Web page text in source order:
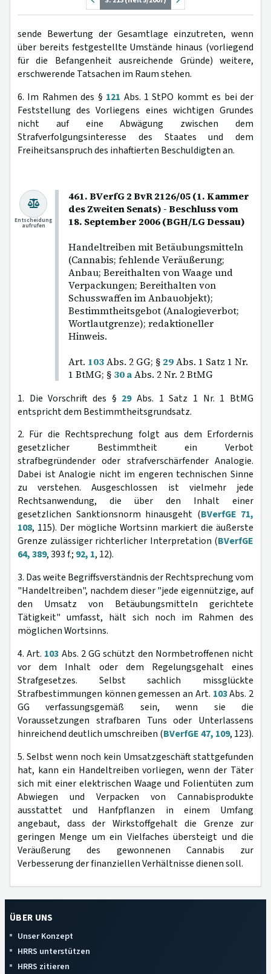
sende Bewertung der Gesamtlage einzutreten, wenn
über bereits festgestellte Umstände hinaus (vorliegend
für die Befangenheit ausreichende Gründe) weitere,
erschwerende Tatsachen im Raum stehen.
6. Im Rahmen des § 121 Abs. 1 StPO kommt es bei der
Feststellung des Vorliegens eines wichtigen Grundes
nicht auf eine Abwägung zwischen dem
Strafverfolgungsinteresse des Staates und dem
Freiheitsanspruch des inhaftierten Beschuldigten an.
461. BVerfG 2 BvR 2126/05 (1. Kammer
des Zweiten Senats) - Beschluss vom
18. September 2006 (BGH/LG Dessau)
Handeltreiben mit Betäubungsmitteln
(Cannabis; fehlende Veräußerung;
Anbau; Bereithalten von Waage und
Verpackungen; Bereithalten von
Schusswaffen im Anbauobjekt);
Bestimmtheitsgebot (Analogieverbot;
Wortlautgrenze); redaktioneller
Hinweis.
Art. 103Abs. 2 GG; § 29Abs. 1 Satz 1 Nr.
1 BtMG; § 30 aAbs. 2 Nr. 2 BtMG
Entscheidung
aufrufen
1. Die Vorschrift des § 29Abs. 1 Satz 1 Nr. 1 BtMG
entspricht dem Bestimmtheitsgrundsatz.
2. Für die Rechtsprechung folgt aus dem Erfordernis
gesetzlicher Bestimmtheit ein Verbot
strafbegründender oder strafverschärfender Analogie.
Dabei ist Analogie nicht im engeren technischen Sinne
zu verstehen. Ausgeschlossen ist vielmehr jede
Rechtsanwendung, die über den Inhalt einer
gesetzlichen Sanktionsnorm hinausgeht (BVerfGE 71,
108, 115). Der mögliche Wortsinn markiert die äußerste
Grenze zulässiger richterlicher Interpretation (BVerfGE
64, 389, 393 f.; 92, 1, 12).
3. Das weite Begriffsverständnis der Rechtsprechung vom
"Handeltreiben", nachdem dieser "jede eigennützige, auf
den Umsatz von Betäubungsmitteln gerichtete
Tätigkeit" umfasst, hält sich noch im Rahmen des
möglichen Wortsinns.
4. Art. 103 Abs. 2 GG schützt den Normbetroffenen nicht
vor dem Inhalt oder dem Regelungsgehalt eines
Strafgesetzes. Selbst sachlich missglückte
Strafbestimmungen können gemessen an Art. 103Abs. 2
GG verfassungsgemäß sein, wenn sie die
Voraussetzungen strafbaren Tuns oder Unterlassens
hinreichend deutlich umschreiben (BVerfGE 47, 109, 123).
5. Selbst wenn noch kein Umsatzgeschäft stattgefunden
hat, kann ein Handeltreiben vorliegen, wenn der Täter
sich mit einer elektrischen Waage und Folientüten zum
Abwiegen und Verpacken von Cannabisprodukte
ausstattet und Hanfpflanzen in einem Umfang
angebaut, dass der Wirkstoffgehalt die Grenze zur
geringen Menge um ein Vielfaches übersteigt und die
Veräußerung des gewonnenen Cannabis zur
Verbesserung der finanziellen Verhältnisse dienen soll.
ÜBER UNS
Unser Konzept
HRRS unterstützen
HRRS zitieren